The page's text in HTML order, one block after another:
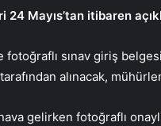
24 Mayıs’tan itibaren
fotoğraflı sınav giriş
alınacak,
gelirken fotoğraflı